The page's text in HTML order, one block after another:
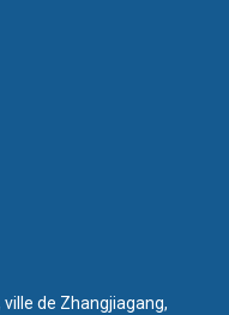
de Zhangjiagang,